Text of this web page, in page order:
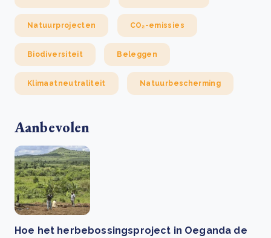
Natuurprojecten CO₂-emissies
Biodiversiteit Beleggen
Klimaatneutraliteit Natuurbescherming
Aanbevolen
Hoe het herbebossingsproject in Oeganda de